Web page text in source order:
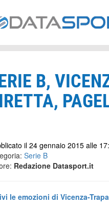
B,
il 24 gennaio 2015 alle
Serie B
Redazione Datasport.it
le emozioni di Vicenza-